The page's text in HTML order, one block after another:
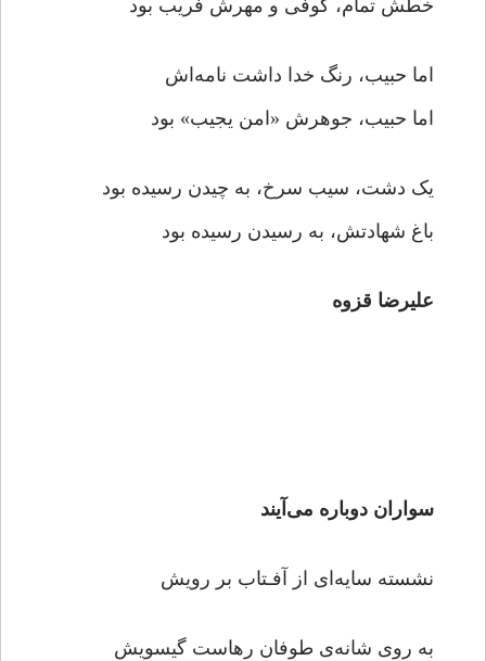
خطش تمام، کوفی و مهرش فریب بود
اما حبیب، رنگ خدا داشت نامه‌اش
اما حبیب، جوهرش «امن یجیب» بود
یک دشت، سیب سرخ، به چیدن رسیده بود
باغ شهادتش، به رسیدن رسیده بود
علیرضا قزوه
سواران دوباره می‌آیند
نشسته سایه‌ای از آفـتاب بر رویش
به روی شانه‌ی طوفان رهاست گیسویش